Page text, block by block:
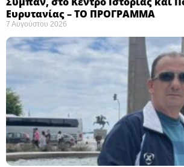
Ευρυτανίας – ΤΟ ΠΡΟΓΡΑΜΜΑ
7 Αυγούστου 2026